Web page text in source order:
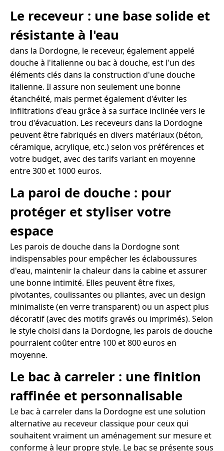
Le receveur : une base solide et
résistante à l'eau
dans la Dordogne, le receveur, également appelé
douche à l'italienne ou bac à douche, est l'un des
éléments clés dans la construction d'une douche
italienne. Il assure non seulement une bonne
étanchéité, mais permet également d'éviter les
infiltrations d'eau grâce à sa surface inclinée vers le
trou d'évacuation. Les receveurs dans la Dordogne
peuvent être fabriqués en divers matériaux (béton,
céramique, acrylique, etc.) selon vos préférences et
votre budget, avec des tarifs variant en moyenne
entre 300 et 1000 euros.
La paroi de douche : pour
protéger et styliser votre
espace
Les parois de douche dans la Dordogne sont
indispensables pour empêcher les éclaboussures
d'eau, maintenir la chaleur dans la cabine et assurer
une bonne intimité. Elles peuvent être fixes,
pivotantes, coulissantes ou pliantes, avec un design
minimaliste (en verre transparent) ou un aspect plus
décoratif (avec des motifs gravés ou imprimés). Selon
le style choisi dans la Dordogne, les parois de douche
pourraient coûter entre 100 et 800 euros en
moyenne.
Le bac à carreler : une finition
raffinée et personnalisable
Le bac à carreler dans la Dordogne est une solution
alternative au receveur classique pour ceux qui
souhaitent vraiment un aménagement sur mesure et
conforme à leur propre style. Le bac se présente sous